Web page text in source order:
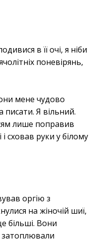
в її очі, я ніби
поневірянь,
мене чудово
Я вільний.
лише поправив
сховав руки у білому
оргію з
на жіночій шиї,
більші. Вони
затоплювали